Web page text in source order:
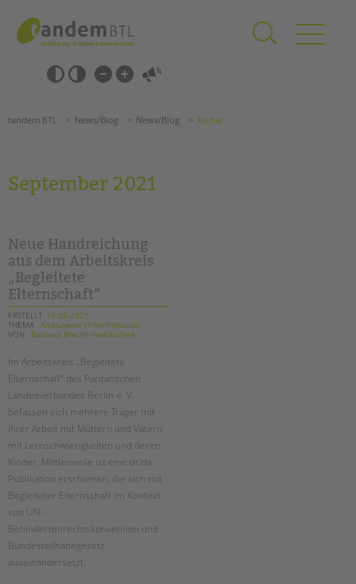
springen
Barrierefrei-
Einstellungen
überspringen
überspringen
Grundschulen
Förderzentren
Kollegs
EFöB
Schulbezogene Sozialarbeit
Tagesgruppen
EINGLIEDERUNGSHILFE
BETREUTES WOHNEN
TANDEM BTL AKADEMIE
Zertfikatskurse
Seminarkalender
Seminarräume
STADTTEILARBEIT
Suchen
tandem BTL News/Blog News/Blog Archiv
September 2021
Neue Handreichung
aus dem Arbeitskreis
„Begleitete
Elternschaft“
ERSTELLT 14.09.2021
THEMA Ambulante HilfenInklusion
VON
Barbara Brecht-Hadraschek
Im Arbeitskreis „Begleitete
Elternschaft“ des Paritätischen
Landesverbandes Berlin e. V.
befassen sich mehrere Träger mit
ihrer Arbeit mit Müttern und Vätern
mit Lernschwierigkeiten und deren
Kinder. Mittlerweile ist eine dritte
Publikation erschienen, die sich mit
Begleiteter Elternschaft im Kontext
von UN-
Behindertenrechtskonvention und
Bundesteilhabegesetz
auseinandersetzt.